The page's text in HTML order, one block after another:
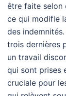
être faite selon
ce qui modifie
des
trois dernières
un travail
qui sont prises
cruciale pour